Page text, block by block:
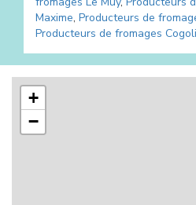
Maxime, Producteurs de
Producteurs de fromages
+
−